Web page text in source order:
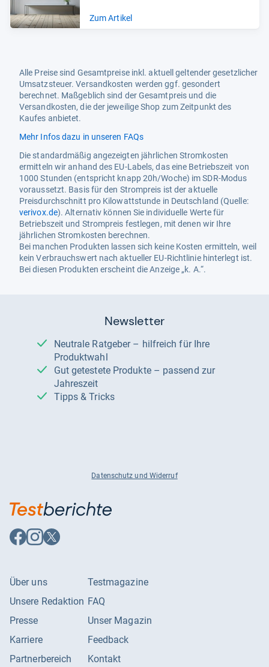
Zum Artikel
Alle Preise sind Gesamtpreise inkl. aktuell geltender gesetzlicher
Umsatzsteuer. Versandkosten werden ggf. gesondert
berechnet. Maßgeblich sind der Gesamtpreis und die
Versandkosten, die der jeweilige Shop zum Zeitpunkt des
Kaufes anbietet.
Mehr Infos dazu in unseren FAQs
Die standardmäßig angezeigten jährlichen Stromkosten
ermitteln wir anhand des EU-Labels, das eine Betriebszeit von
1000 Stunden (entspricht knapp 20h/Woche) im SDR-Modus
voraussetzt. Basis für den Strompreis ist der aktuelle
Preisdurchschnitt pro Kilowattstunde in Deutschland (Quelle:
verivox.de). Alternativ können Sie individuelle Werte für
Betriebszeit und Strompreis festlegen, mit denen wir Ihre
jährlichen Stromkosten berechnen.
Bei manchen Produkten lassen sich keine Kosten ermitteln, weil
kein Verbrauchswert nach aktueller EU-Richtlinie hinterlegt ist.
Bei diesen Produkten erscheint die Anzeige „k. A.“.
Newsletter
Neutrale Ratgeber – hilfreich für Ihre
Produktwahl
Gut getestete Produkte – passend zur
Jahreszeit
Tipps & Tricks
Datenschutz und Widerruf
Auf
Facebook
Auf
Instagram
Auf
X
Über uns
Unsere Redaktion
Presse
Karriere
Partnerbereich
Testmagazine
FAQ
Unser Magazin
Feedback
Kontakt